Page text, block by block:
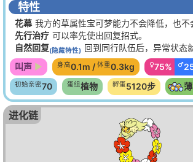
特性
花幕 我方的草属性宝可梦能力不会降低，也不
先行治疗 可以率先使出回复招式。
自然回复(隐藏特性) 回到同行队伍后，异常状态
叫声
身高0.1m / 体重0.3kg ♀75% ♂
初始亲密70 蛋组植物 孵蛋5120步
进化链